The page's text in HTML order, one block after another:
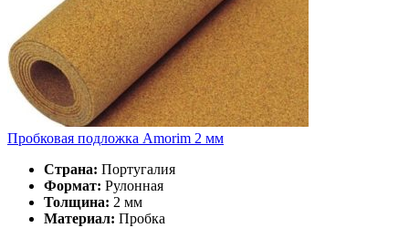
Пробковая подложка Amorim 2 мм
Страна: Португалия
Формат: Рулонная
Толщина: 2 мм
Материал: Пробка